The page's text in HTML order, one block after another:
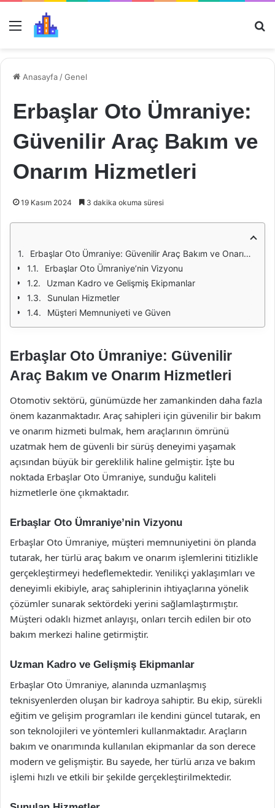
Menü
Anasayfa /Genel
Erbaşlar Oto Ümraniye:
Güvenilir Araç Bakım ve
Onarım Hizmetleri
19 Kasım 2024 3 dakika okuma süresi
Erbaşlar Oto Ümraniye: Güvenilir Araç Bakım ve Onarım Hizmetleri
Erbaşlar Oto Ümraniye’nin Vizyonu
Uzman Kadro ve Gelişmiş Ekipmanlar
Sunulan Hizmetler
Müşteri Memnuniyeti ve Güven
Erbaşlar Oto Ümraniye: Güvenilir
Araç Bakım ve Onarım Hizmetleri
Otomotiv sektörü, günümüzde her zamankinden daha fazla
önem kazanmaktadır. Araç sahipleri için güvenilir bir bakım
ve onarım hizmeti bulmak, hem araçlarının ömrünü
uzatmak hem de güvenli bir sürüş deneyimi yaşamak
açısından büyük bir gereklilik haline gelmiştir. İşte bu
noktada Erbaşlar Oto Ümraniye, sunduğu kaliteli
hizmetlerle öne çıkmaktadır.
Erbaşlar Oto Ümraniye’nin Vizyonu
Erbaşlar Oto Ümraniye, müşteri memnuniyetini ön planda
tutarak, her türlü araç bakım ve onarım işlemlerini titizlikle
gerçekleştirmeyi hedeflemektedir. Yenilikçi yaklaşımları ve
deneyimli ekibiyle, araç sahiplerinin ihtiyaçlarına yönelik
çözümler sunarak sektördeki yerini sağlamlaştırmıştır.
Müşteri odaklı hizmet anlayışı, onları tercih edilen bir oto
bakım merkezi haline getirmiştir.
Uzman Kadro ve Gelişmiş Ekipmanlar
Erbaşlar Oto Ümraniye, alanında uzmanlaşmış
teknisyenlerden oluşan bir kadroya sahiptir. Bu ekip, sürekli
eğitim ve gelişim programları ile kendini güncel tutarak, en
son teknolojileri ve yöntemleri kullanmaktadır. Araçların
bakım ve onarımında kullanılan ekipmanlar da son derece
modern ve gelişmiştir. Bu sayede, her türlü arıza ve bakım
işlemi hızlı ve etkili bir şekilde gerçekleştirilmektedir.